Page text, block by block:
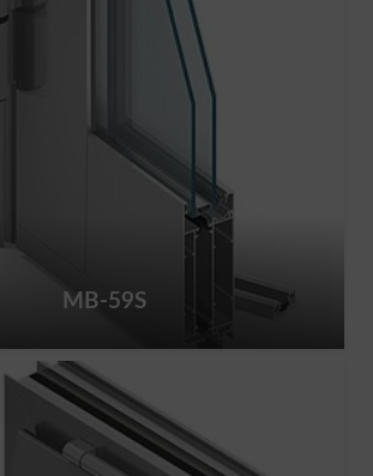
MB-59S